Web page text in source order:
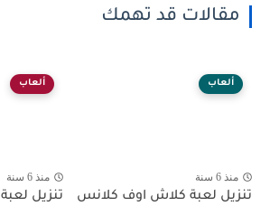
مقالات قد تهمك
ألعاب
منذ 6 سنة
تنزيل لعبة كلاش اوف كلانس
ألعاب
منذ 6 سنة